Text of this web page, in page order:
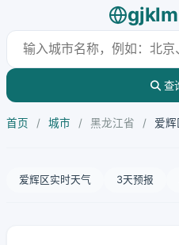
查
首页 / 城市 / 黑龙江省 / 爱
爱辉区实时天气 3天预报